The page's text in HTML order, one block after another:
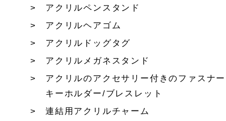
アクリルペンスタンド
アクリルヘアゴム
アクリルドッグタグ
アクリルメガネスタンド
アクリルのアクセサリー付きのファスナー
キーホルダー/ブレスレット
連結用アクリルチャーム